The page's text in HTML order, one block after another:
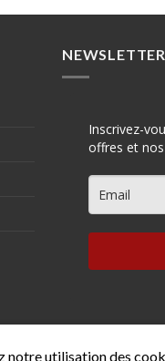
NEWSLETTER
Inscrivez-
offres et
notre utilisation des